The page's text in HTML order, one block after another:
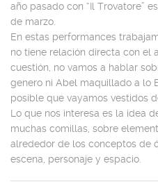
año pasado con “Il Trovatore”
de marzo.
En estas performances
no tiene relación directa con el
cuestión, no vamos a hablar
genero ni Abel maquillado a lo
posible que vayamos vestidos
Lo que nos interesa es la idea
muchas comillas, sobre
alrededor de los conceptos de
escena, personaje y espacio.